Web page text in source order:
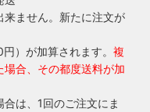
来ません。新たに注文が
）が加算されます。 複
合、その都度送料が加
は、1回のご注文にま